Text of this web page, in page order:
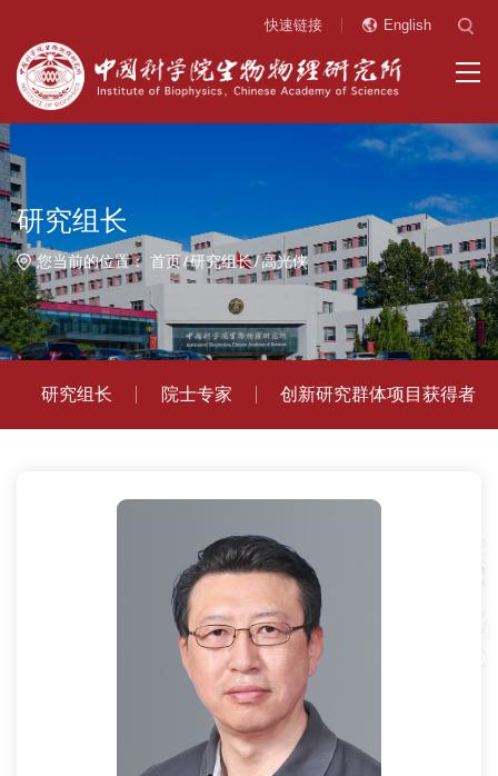
快速链接 English
研究组长
您当前的位置：首页 研究组长 高光侠
研究组长 院士专家 创新研究群体项目获得者